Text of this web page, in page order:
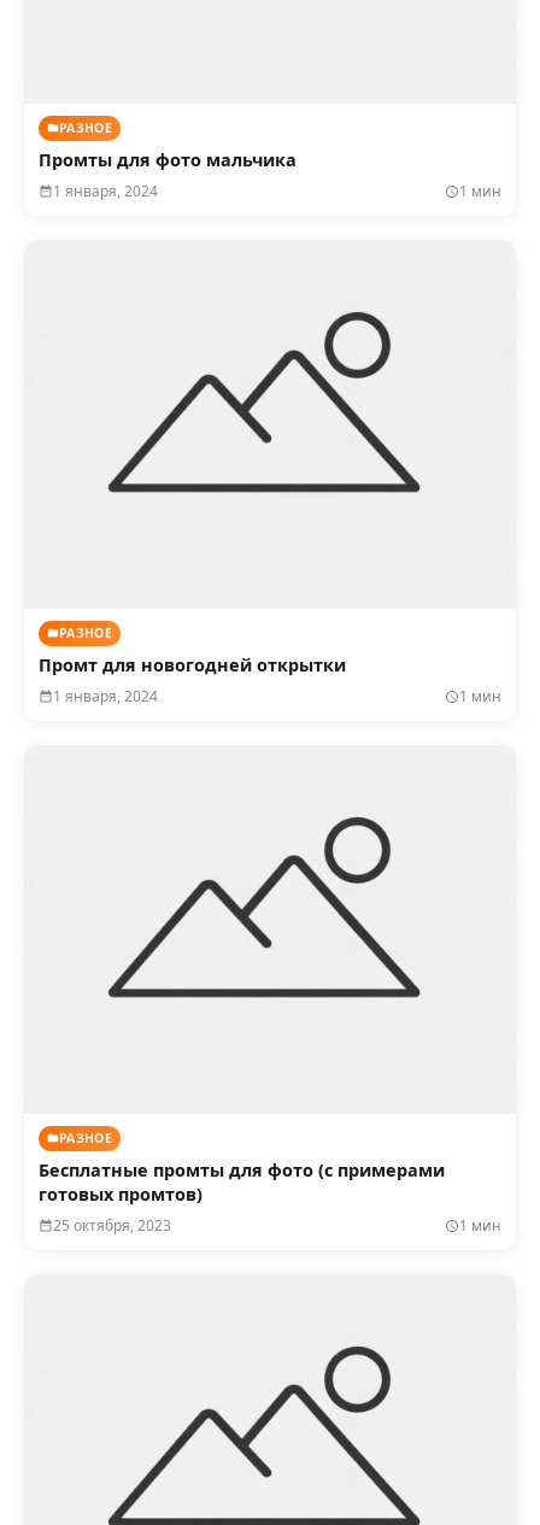
РАЗНОЕ
Промты для фото мальчика
1 января, 2024 1 мин
РАЗНОЕ
Промт для новогодней открытки
1 января, 2024 1 мин
РАЗНОЕ
Бесплатные промты для фото (с примерами
готовых промтов)
25 октября, 2023 1 мин